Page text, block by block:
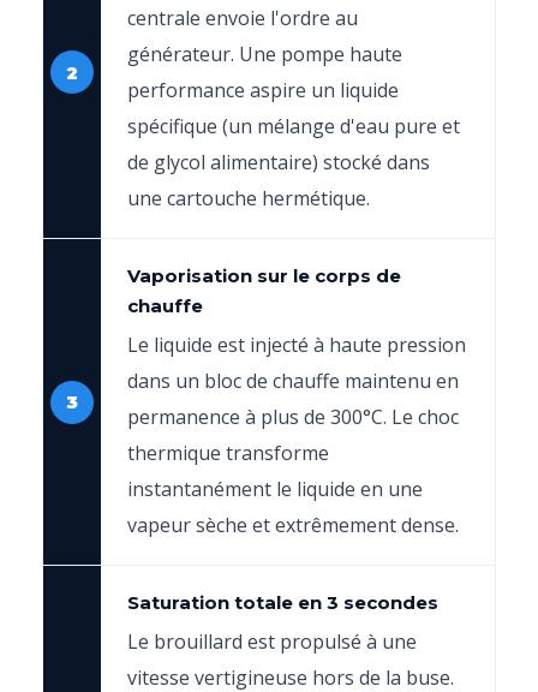
2
centrale envoie l'ordre au
générateur. Une pompe haute
performance aspire un liquide
spécifique (un mélange d'eau pure et
de glycol alimentaire) stocké dans
une cartouche hermétique.
3
Vaporisation sur le corps de
chauffe
Le liquide est injecté à haute pression
dans un bloc de chauffe maintenu en
permanence à plus de 300°C. Le choc
thermique transforme
instantanément le liquide en une
vapeur sèche et extrêmement dense.
Saturation totale en 3 secondes
Le brouillard est propulsé à une
vitesse vertigineuse hors de la buse.